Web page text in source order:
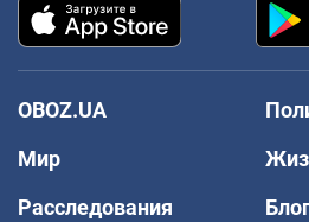
OBOZ.UA
Мир
Расследования